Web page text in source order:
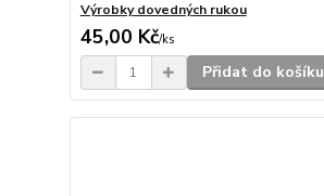
Výrobky dovedných rukou
45,00 Kč/ks
Přidat do košíku